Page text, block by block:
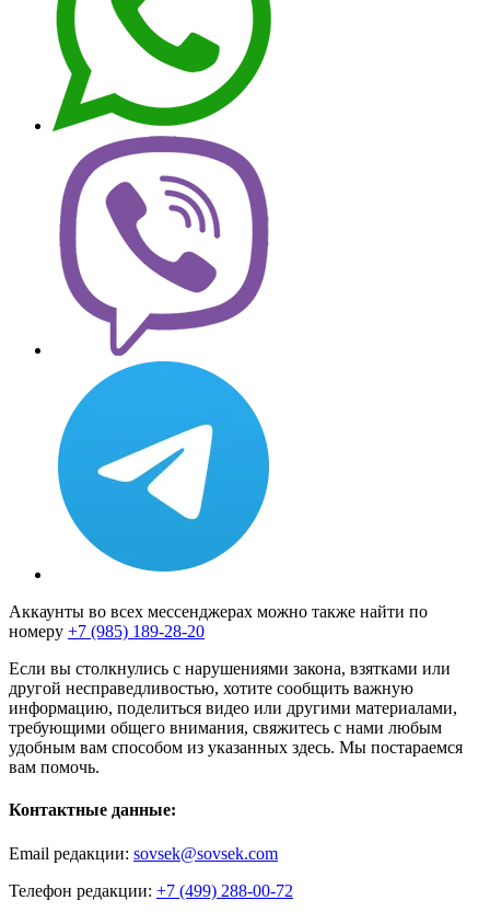
Аккаунты во всех мессенджерах можно также найти по
номеру +7 (985) 189-28-20
Если вы столкнулись с нарушениями закона, взятками или
другой несправедливостью, хотите сообщить важную
информацию, поделиться видео или другими материалами,
требующими общего внимания, свяжитесь с нами любым
удобным вам способом из указанных здесь. Мы постараемся
вам помочь.
Контактные данные:
Email редакции: sovsek@sovsek.com
Телефон редакции: +7 (499) 288-00-72